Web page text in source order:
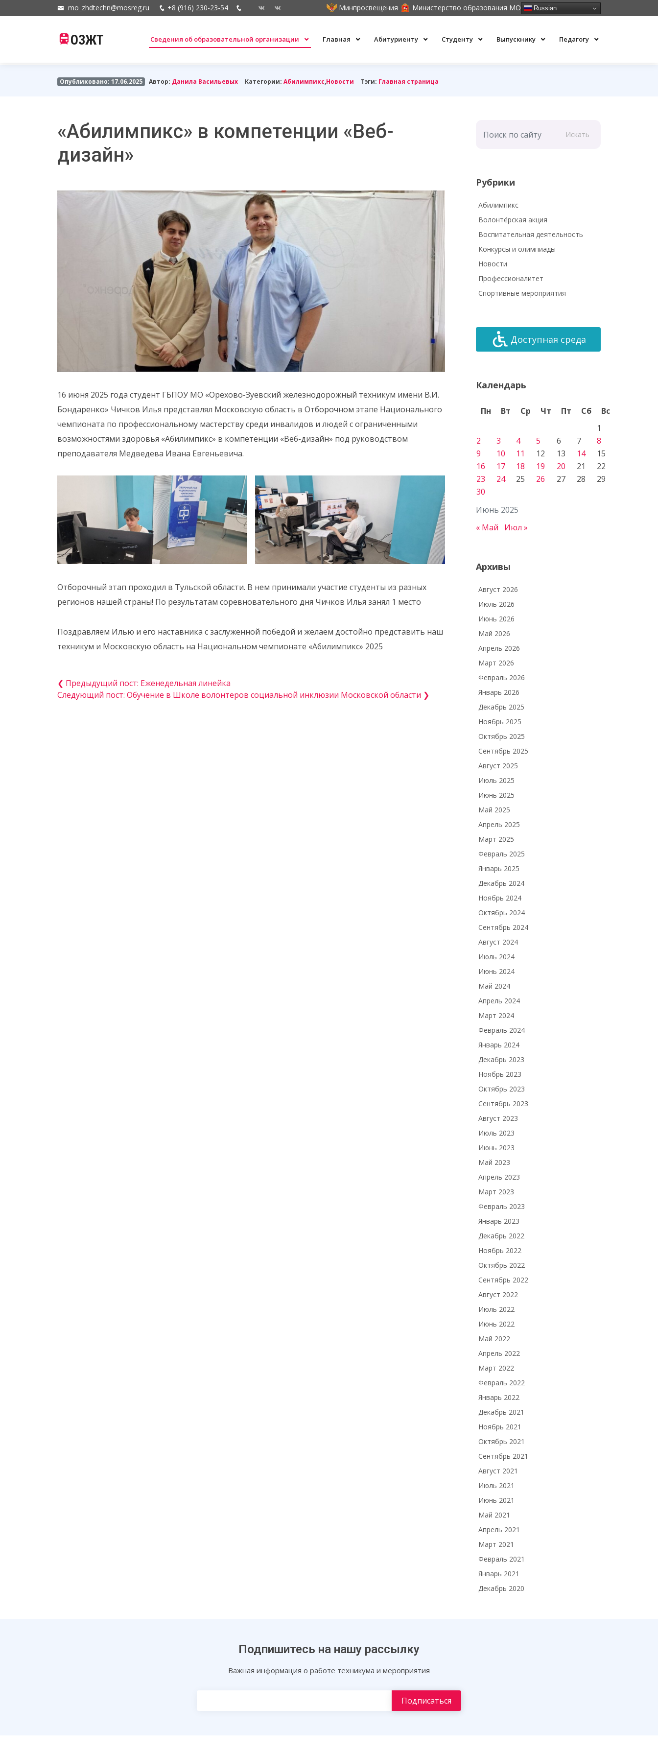
mo_zhdtechn@mosreg.ru +8 (916) 230-23-54 Минпросвещения Министерство образования МО Russian
ОЗЖТ Сведения об образовательной организации Главная Абитуриенту Студенту Выпускнику Педагогу
Опубликовано: 17.06.2025 Автор: Данила Васильевых Категории: Абилимпикс,Новости Тэги: Главная страница
«Абилимпикс» в компетенции «Веб-
дизайн»
16 июня 2025 года студент ГБПОУ МО «Орехово-Зуевский железнодорожный техникум имени В.И.
Бондаренко» Чичков Илья представлял Московскую область в Отборочном этапе Национального
чемпионата по профессиональному мастерству среди инвалидов и людей с ограниченными
возможностями здоровья «Абилимпикс» в компетенции «Веб-дизайн» под руководством
преподавателя Медведева Ивана Евгеньевича.
Отборочный этап проходил в Тульской области. В нем принимали участие студенты из разных
регионов нашей страны! По результатам соревновательного дня Чичков Илья занял 1 место
Поздравляем Илью и его наставника с заслуженной победой и желаем достойно представить наш
техникум и Московскую область на Национальном чемпионате «Абилимпикс» 2025
❮ Предыдущий пост: Еженедельная линейка
Следующий пост: Обучение в Школе волонтеров социальной инклюзии Московской области ❯
Искать
Рубрики
Абилимпикс
Волонтёрская акция
Воспитательная деятельность
Конкурсы и олимпиады
Новости
Профессионалитет
Спортивные мероприятия
Доступная среда
Календарь
Июнь 2025
Пн Вт Ср Чт Пт Сб
Вс
1
2
3 4 5 6 7
8
9
10 11 12 13 14
15
16
17 18 19 20 21
22
23
24 25 26 27 28
29
30
« Май Июл »
Архивы
Август 2026
Июль 2026
Июнь 2026
Май 2026
Апрель 2026
Март 2026
Февраль 2026
Январь 2026
Декабрь 2025
Ноябрь 2025
Октябрь 2025
Сентябрь 2025
Август 2025
Июль 2025
Июнь 2025
Май 2025
Апрель 2025
Март 2025
Февраль 2025
Январь 2025
Декабрь 2024
Ноябрь 2024
Октябрь 2024
Сентябрь 2024
Август 2024
Июль 2024
Июнь 2024
Май 2024
Апрель 2024
Март 2024
Февраль 2024
Январь 2024
Декабрь 2023
Ноябрь 2023
Октябрь 2023
Сентябрь 2023
Август 2023
Июль 2023
Июнь 2023
Май 2023
Апрель 2023
Март 2023
Февраль 2023
Январь 2023
Декабрь 2022
Ноябрь 2022
Октябрь 2022
Сентябрь 2022
Август 2022
Июль 2022
Июнь 2022
Май 2022
Апрель 2022
Март 2022
Февраль 2022
Январь 2022
Декабрь 2021
Ноябрь 2021
Октябрь 2021
Сентябрь 2021
Август 2021
Июль 2021
Июнь 2021
Май 2021
Апрель 2021
Март 2021
Февраль 2021
Январь 2021
Декабрь 2020
Подпишитесь на нашу рассылку
Важная информация о работе техникума и мероприятия